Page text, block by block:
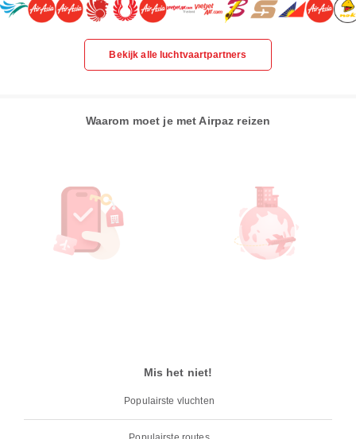
Bekijk alle luchtvaartpartners
Waarom moet je met Airpaz reizen
Mis het niet!
Populairste vluchten